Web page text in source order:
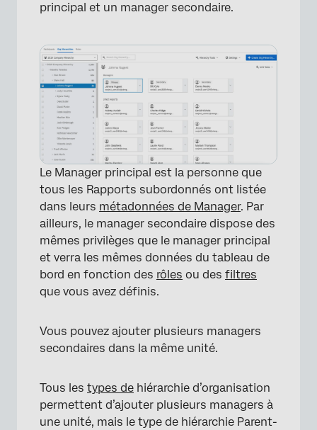
principal et un manager secondaire.
Le Manager principal est la personne que
tous les Rapports subordonnés ont listée
dans leurs métadonnées de Manager. Par
ailleurs, le manager secondaire dispose des
mêmes privilèges que le manager principal
et verra les mêmes données du tableau de
bord en fonction des rôles ou des filtres
que vous avez définis.
Vous pouvez ajouter plusieurs managers
secondaires dans la même unité.
Tous les types de hiérarchie d’organisation
permettent d’ajouter plusieurs managers à
une unité, mais le type de hiérarchie Parent-